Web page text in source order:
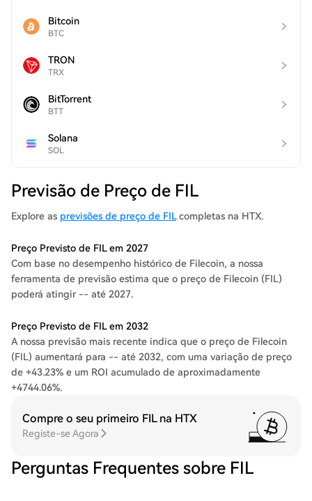
Bitcoin
BTC
TRON
TRX
BitTorrent
BTT
Solana
SOL
Previsão de Preço de FIL
Explore as previsões de preço de FILcompletas na HTX.
Preço Previsto de FIL em 2027
Com base no desempenho histórico de Filecoin, a nossa
ferramenta de previsão estima que o preço de Filecoin (FIL)
poderá atingir -- até 2027.
Preço Previsto de FIL em 2032
A nossa previsão mais recente indica que o preço de Filecoin
(FIL) aumentará para -- até 2032, com uma variação de preço
de +43.23% e um ROI acumulado de aproximadamente
+4744.06%.
Compre o seu primeiro FIL na HTX
Registe-se Agora
Perguntas Frequentes sobre FIL